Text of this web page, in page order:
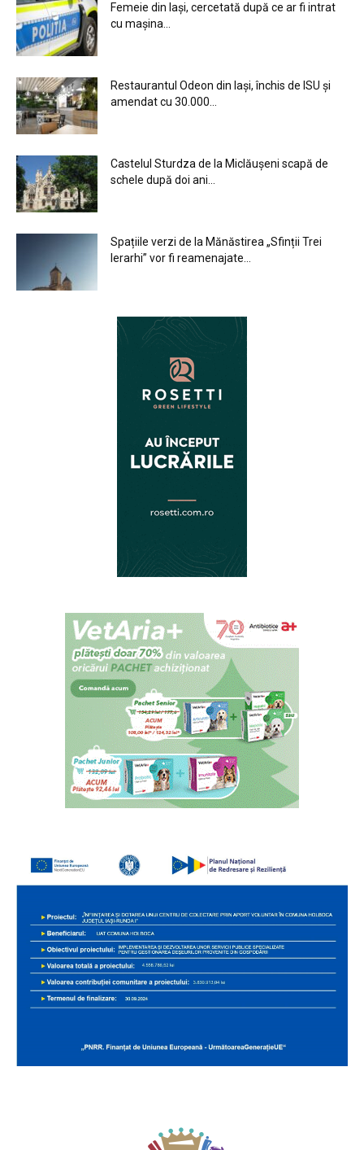
Femeie din Iași, cercetată după ce ar fi intrat
cu mașina...
Restaurantul Odeon din Iași, închis de ISU și
amendat cu 30.000...
Castelul Sturdza de la Miclăușeni scapă de
schele după doi ani...
Spațiile verzi de la Mănăstirea „Sfinții Trei
Ierarhi” vor fi reamenajate...